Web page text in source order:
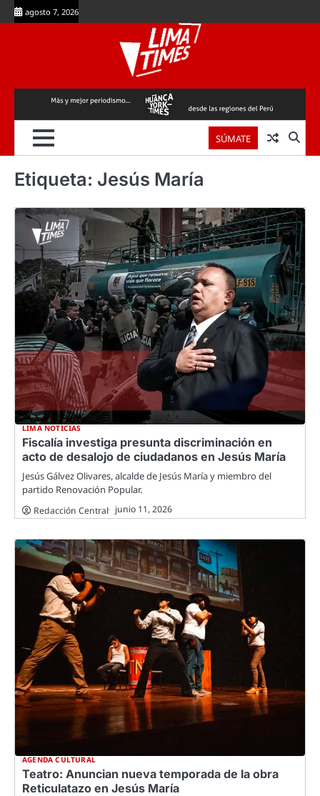
Skip
to
agosto 7, 2026
SÚMATE
Etiqueta: Jesús María
LIMA NOTICIAS
Fiscalía investiga presunta discriminación en
acto de desalojo de ciudadanos en Jesús María
Jesús Gálvez Olivares, alcalde de Jesús María y miembro del
partido Renovación Popular.
Redacción Central junio 11, 2026
AGENDA CULTURAL
Teatro: Anuncian nueva temporada de la obra
Reticulatazo en Jesús María